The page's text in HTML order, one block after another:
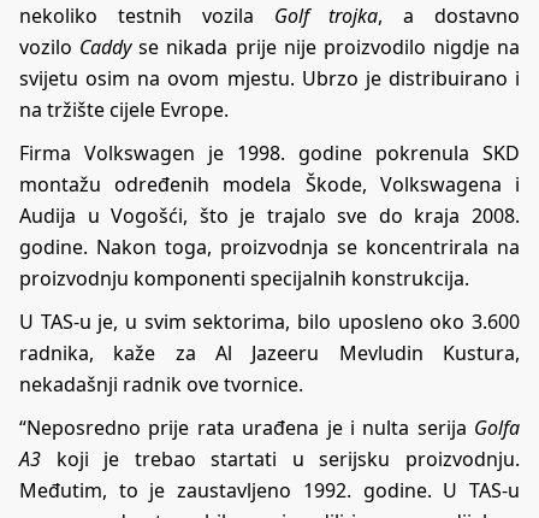
nekoliko testnih vozila Golftrojka, a dostavno
vozilo Caddyse nikada prije nije proizvodilo nigdje na
svijetu osim na ovom mjestu. Ubrzo je distribuirano i
na tržište cijele Evrope.
Firma Volkswagen je 1998. godine pokrenula SKD
montažu određenih modela Škode, Volkswagena i
Audija u Vogošći, što je trajalo sve do kraja 2008.
godine. Nakon toga, proizvodnja se koncentrirala na
proizvodnju komponenti specijalnih konstrukcija.
U TAS-u je, u svim sektorima, bilo uposleno oko 3.600
radnika, kaže za Al Jazeeru Mevludin Kustura,
nekadašnji radnik ove tvornice.
“Neposredno prije rata urađena je i nulta serija Golfa
A3 koji je trebao startati u serijsku proizvodnju.
Međutim, to je zaustavljeno 1992. godine. U TAS-u